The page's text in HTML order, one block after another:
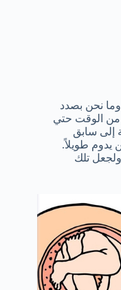
نحن بصدد
من الوقت حتي
إلى سابق
يدوم طويلاً.
تلك